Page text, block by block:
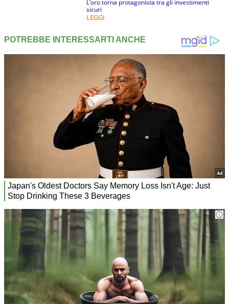
L’oro torna protagonista tra gli investimenti
sicuri
LEGGI